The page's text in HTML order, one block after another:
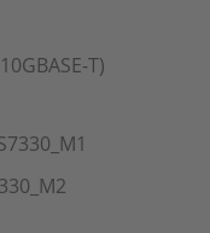
T)